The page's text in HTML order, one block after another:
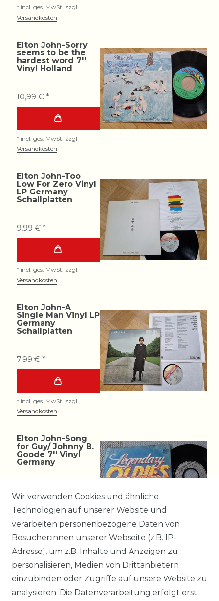
* incl. ges. MwSt. zzgl.
Versandkosten
Elton John-Sorry
seems to be the
hardest word 7''
Vinyl Holland
10,99 € *
* incl. ges. MwSt. zzgl.
Versandkosten
Elton John-Too
Low For Zero Vinyl
LP Germany
Schallplatten
9,99 € *
* incl. ges. MwSt. zzgl.
Versandkosten
Elton John-A
Single Man Vinyl LP
Germany
Schallplatten
7,99 € *
* incl. ges. MwSt. zzgl.
Versandkosten
Elton John-Song
for Guy/ Johnny B.
Goode 7'' Vinyl
Germany
10,99 € *
Versandkosten
1 2
Wir verwenden Cookies und ähnliche
Technologien auf unserer Website und
verarbeiten personenbezogene Daten von
Besucher:innen unserer Webseite (z.B. IP-
Adresse), um z.B. Inhalte und Anzeigen zu
personalisieren, Medien von Drittanbietern
einzubinden oder Zugriffe auf unsere Website zu
analysieren. Die Datenverarbeitung erfolgt erst